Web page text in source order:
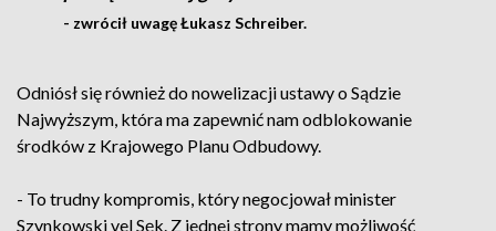
- zwrócił uwagę Łukasz Schreiber.
Odniósł się również do nowelizacji ustawy o Sądzie
Najwyższym, która ma zapewnić nam odblokowanie
środków z Krajowego Planu Odbudowy.
- To trudny kompromis, który negocjował minister
Szynkowski vel Sęk. Z jednej strony mamy możliwość